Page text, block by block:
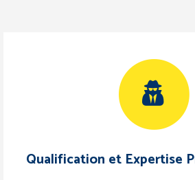
Qualification et Expertise